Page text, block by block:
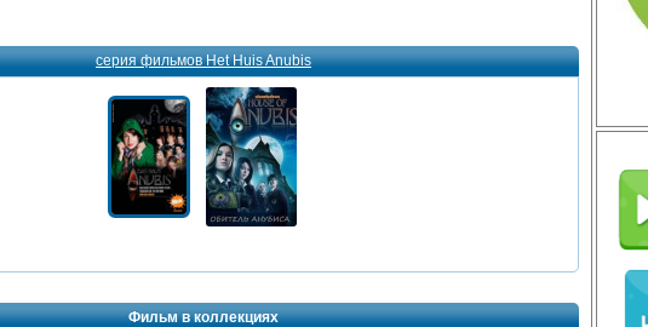
серия фильмов Het Huis Anubis
Фильм в коллекциях